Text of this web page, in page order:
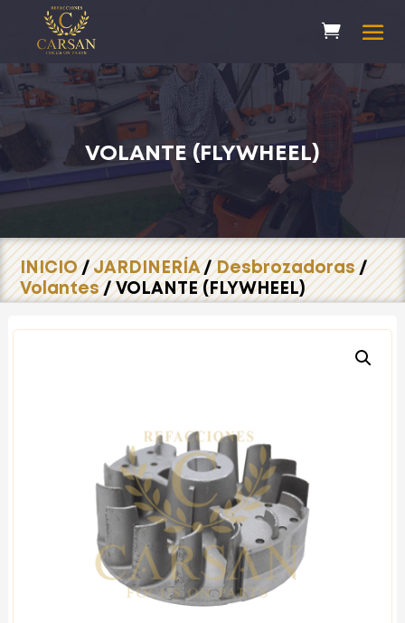
VOLANTE (FLYWHEEL)
INICIO/JARDINERÍA/Desbrozadoras/
Volantes/ VOLANTE (FLYWHEEL)